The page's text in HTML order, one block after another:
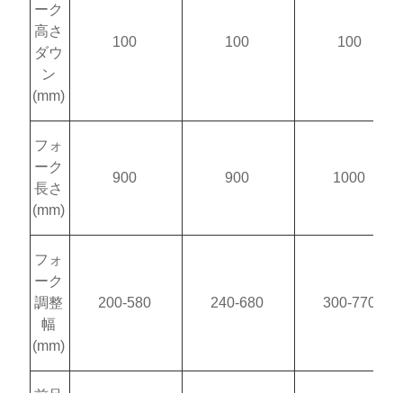
ーク
高さ
ダウ
ン
(mm)
100 100 100
フォ
ーク
長さ
(mm)
900 900 1000
フォ
ーク
調整
幅
(mm)
200-580 240-680 300-770